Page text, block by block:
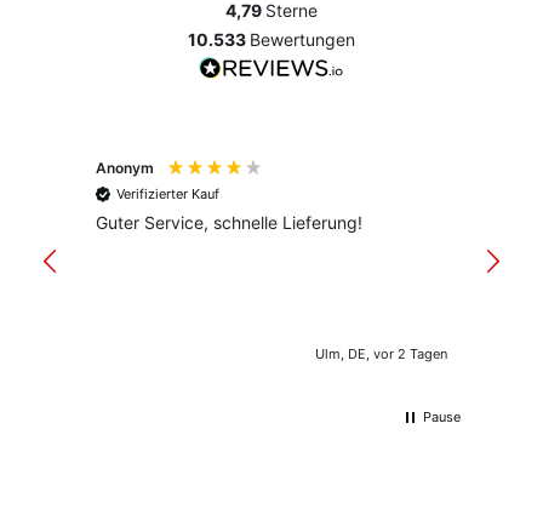
4,79 Sterne
10.533 Bewertungen
Anonym
Verifizierter Kauf
Guter Service, schnelle Lieferung!
Ulm, DE, vor 2 Tagen
Pause